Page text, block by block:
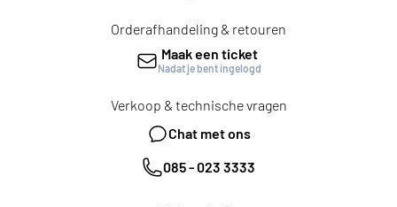
Orderafhandeling & retouren
Maak een ticket
Nadat je bent ingelogd
Verkoop & technische vragen
Chat met ons
085 - 023 3333